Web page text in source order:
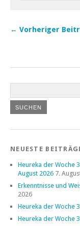
← Vorheriger
NEUESTE
Heureka der Woche
August 2026 7.
Erkenntnisse und
2026
Heureka der Woche
Heureka der Woche